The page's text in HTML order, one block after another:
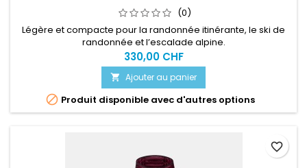
(0)
Légère et compacte pour la randonnée itinérante, le ski de
randonnée et l’escalade alpine.
330,00 CHF
 Ajouter au panier
 Produit disponible avec d'autres options
favorite_border